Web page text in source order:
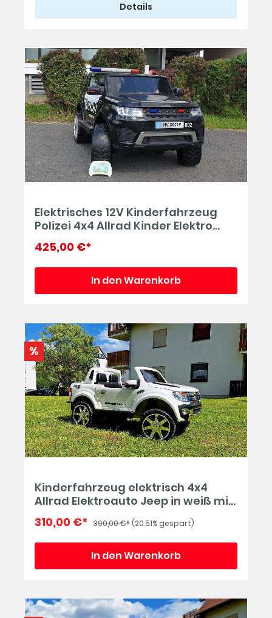
Details
Elektrisches 12V Kinderfahrzeug
Polizei 4x4 Allrad Kinder Elektro
Auto 2-Sitzer Polizeiauto in
schwarz
425,00 €*
In den Warenkorb
%
Kinderfahrzeug elektrisch 4x4
Allrad Elektroauto Jeep in weiß mit
10 Ah Batterie
310,00 €* 390,00 €* (20.51% gespart)
In den Warenkorb